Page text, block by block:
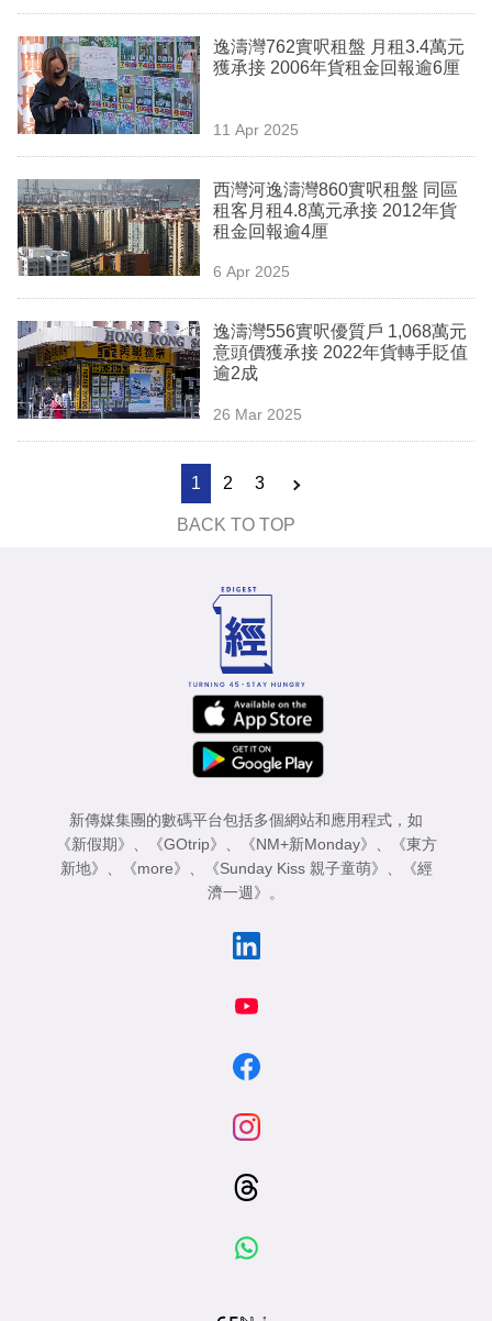
逸濤灣762實呎租盤 月租3.4萬元
獲承接 2006年貨租金回報逾6厘
11 Apr 2025
西灣河逸濤灣860實呎租盤 同區
租客月租4.8萬元承接 2012年貨
租金回報逾4厘
6 Apr 2025
逸濤灣556實呎優質戶 1,068萬元
意頭價獲承接 2022年貨轉手貶值
逾2成
26 Mar 2025
1 2 3
BACK TO TOP
新傳媒集團的數碼平台包括多個網站和應用程式，如
《新假期》 、 《GOtrip》 、 《NM+新Monday》 、
《東方
新地》 、 《more》 、 《Sunday Kiss 親子童萌》 、
《經
濟一週》 。